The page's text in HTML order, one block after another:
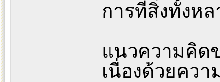
การที่สิ่งทั้งหล
แนวความคิด
เนื่องด้วยคว